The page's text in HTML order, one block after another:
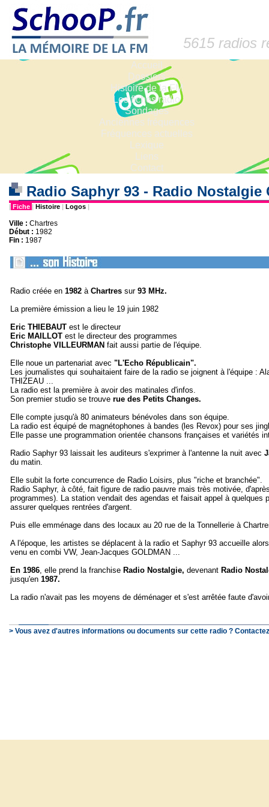
5615 radios
Accueil
Dossiers
Histoire de la FM
Les fiches radio
Sondages
Anciennes fréquences
Fréquences actuelles
Lexique
Liens
Contact
Radio Saphyr 93 - Radio Nostalgie
| Fiche | Histoire | Logos |
Ville : Chartres
Début : 1982
Fin : 1987
Radio créée en 1982 à Chartres sur 93 MHz.
La première émission a lieu le 19 juin 1982
Eric THIEBAUT est le directeur
Eric MAILLOT est le directeur des programmes
Christophe VILLEURMAN fait aussi partie de l'équipe.
Elle noue un partenariat avec "L'Echo Républicain".
Les journalistes qui souhaitaient faire de la radio se joignent à l'équipe :
THIZEAU ...
La radio est la première à avoir des matinales d'infos.
Son premier studio se trouve rue des Petits Changes.
Elle compte jusqu'à 80 animateurs bénévoles dans son équipe.
La radio est équipé de magnétophones à bandes (les Revox) pour ses
Elle passe une programmation orientée chansons françaises et variétés
Radio Saphyr 93 laissait les auditeurs s'exprimer à l'antenne la nuit avec
du matin.
Elle subit la forte concurrence de Radio Loisirs, plus "riche et branchée".
Radio Saphyr, à côté, fait figure de radio pauvre mais très motivée,
programmes). La station vendait des agendas et faisait appel à quelques
assurer quelques rentrées d'argent.
Puis elle emménage dans des locaux au 20 rue de la Tonnellerie à
A l'époque, les artistes se déplacent à la radio et Saphyr 93 accueille
venu en combi VW, Jean-Jacques GOLDMAN ...
En 1986, elle prend la franchise Radio Nostalgie, devenant Radio
jusqu'en 1987.
La radio n'avait pas les moyens de déménager et s'est arrêtée faute
> Vous avez d'autres informations ou documents sur cette radio ?